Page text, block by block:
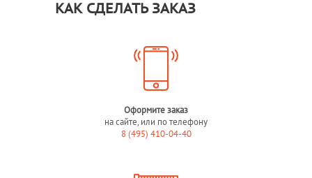
КАК СДЕЛАТЬ ЗАКАЗ
Оформите заказ
на сайте, или по телефону
8 (495) 410-04-40